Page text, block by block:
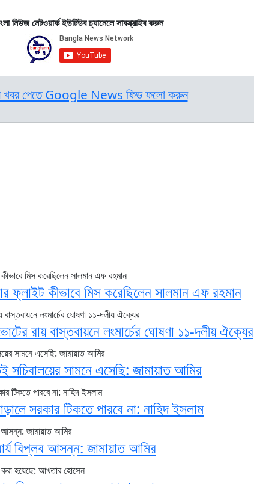
নিউজ নেটওয়ার্ক ইউটিউব চ্যানেলে সাবস্ক্রাইব করুন
খবর পেতে Google News ফিড ফলো করুন
ফ্লাইট কীভাবে মিস করেছিলেন সালমান এফ রহমান
রায় বাস্তবায়নে লংমার্চের ঘোষণা ১১-দলীয় ঐক্যের
সচিবালয়ের সামনে এসেছি: জামায়াত আমির
সরকার টিকতে পারবে না: নাহিদ ইসলাম
বিপ্লব আসন্ন: জামায়াত আমির